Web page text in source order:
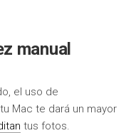
manual
el uso de
Mac te dará un mayor
tus fotos.